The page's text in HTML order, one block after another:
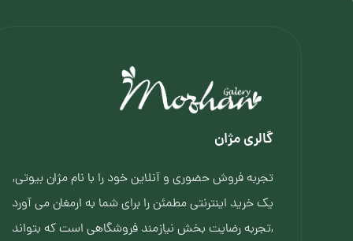
گالری مژان
تجربه فروش حضوری و آنلاین خود را با نام مژان بیوتی,
یک خرید اینترنتی مطمئن را برای شما به ارمغان می آورد
,تجربه رضایت بخش نیازمند فروشگاهی است که بتواند